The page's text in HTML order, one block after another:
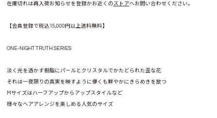
在庫切れは再入荷お知らせを登録かお近くのストアへお問い合わせください。
【会員登録で税込15,000円以上送料無料】
ONE-NIGHT TRUTH SERIES
淡く光を透かす樹脂にパールとクリスタルでかたどられた歪な花
それは一夜限りの真実を映すように儚くも鮮やかにきらめきを放つ
Mサイズはハーフアップからアップスタイルなど
様々なヘアアレンジを楽しめる人気のサイズ